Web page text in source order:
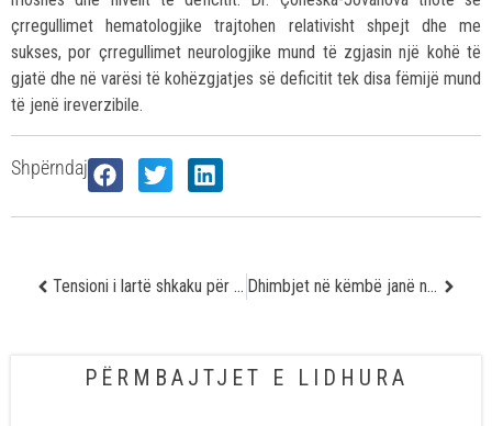
çrregullimet hematologjike trajtohen relativisht shpejt dhe me
sukses, por çrregullimet neurologjike mund të zgjasin një kohë të
gjatë dhe në varësi të kohëzgjatjes së deficitit tek disa fëmijë mund
të jenë ireverzibile.
Shpërndaj
Tensioni i lartë shkaku për sulm në zemër, një problem që shpesh shfaqet edhe tek të rinjtë Dhimbjet në këmbë janë një shenjë për çregullim në qarkullimin e gjakut
PËRMBAJTJET E LIDHURA